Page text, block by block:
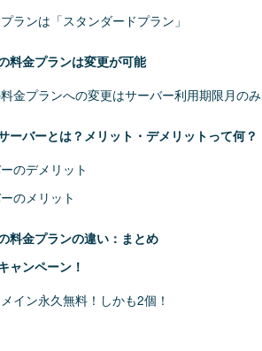
ランは「スタンダードプラン」
料金プランは変更が可能
料金プランへの変更はサーバー利用期限月のみ
ーバーとは？メリット・デメリットって何？
のデメリット
のメリット
料金プランの違い：まとめ
ャンペーン！
イン永久無料！しかも2個！